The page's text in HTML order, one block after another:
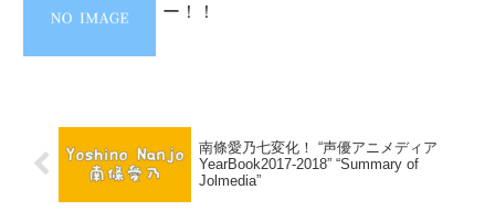
ー！！
南條愛乃七変化！ “声優アニメディア
YearBook2017-2018” “Summary of
Jolmedia”